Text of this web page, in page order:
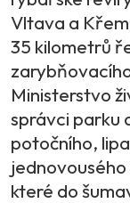
Vltava a
35 kilometrů
Ministerstvo
správci parku
potočního,
které do